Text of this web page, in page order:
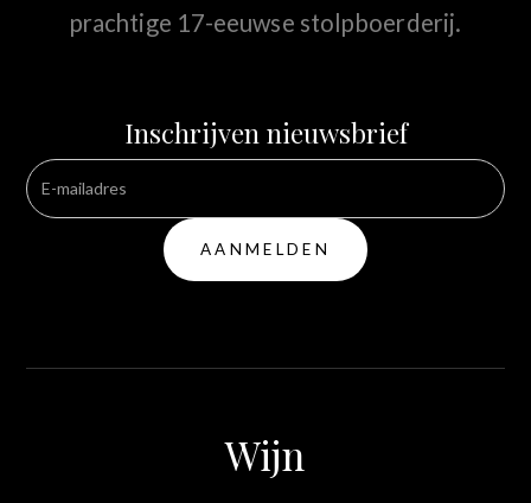
prachtige 17-eeuwse stolpboerderij.
Inschrijven nieuwsbrief
Wijn